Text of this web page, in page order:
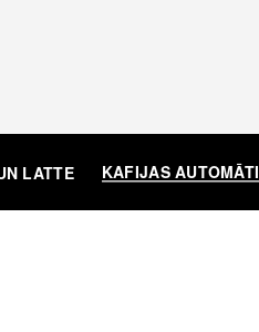
LATTE KAFIJAS AUTOMĀTI